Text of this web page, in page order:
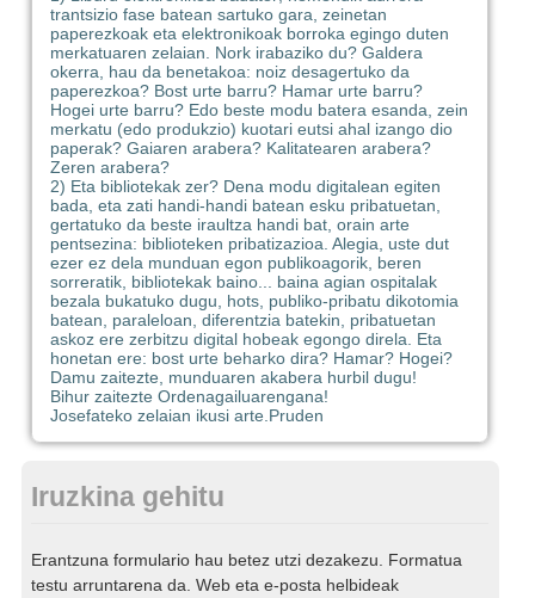
trantsizio fase batean sartuko gara, zeinetan
paperezkoak eta elektronikoak borroka egingo duten
merkatuaren zelaian. Nork irabaziko du? Galdera
okerra, hau da benetakoa: noiz desagertuko da
paperezkoa? Bost urte barru? Hamar urte barru?
Hogei urte barru? Edo beste modu batera esanda, zein
merkatu (edo produkzio) kuotari eutsi ahal izango dio
paperak? Gaiaren arabera? Kalitatearen arabera?
Zeren arabera?
2) Eta bibliotekak zer? Dena modu digitalean egiten
bada, eta zati handi-handi batean esku pribatuetan,
gertatuko da beste iraultza handi bat, orain arte
pentsezina: biblioteken pribatizazioa. Alegia, uste dut
ezer ez dela munduan egon publikoagorik, beren
sorreratik, bibliotekak baino... baina agian ospitalak
bezala bukatuko dugu, hots, publiko-pribatu dikotomia
batean, paraleloan, diferentzia batekin, pribatuetan
askoz ere zerbitzu digital hobeak egongo direla. Eta
honetan ere: bost urte beharko dira? Hamar? Hogei?
Damu zaitezte, munduaren akabera hurbil dugu!
Bihur zaitezte Ordenagailuarengana!
Josefateko zelaian ikusi arte. Pruden
Iruzkina gehitu
Erantzuna formulario hau betez utzi dezakezu. Formatua
testu arruntarena da. Web eta e-posta helbideak